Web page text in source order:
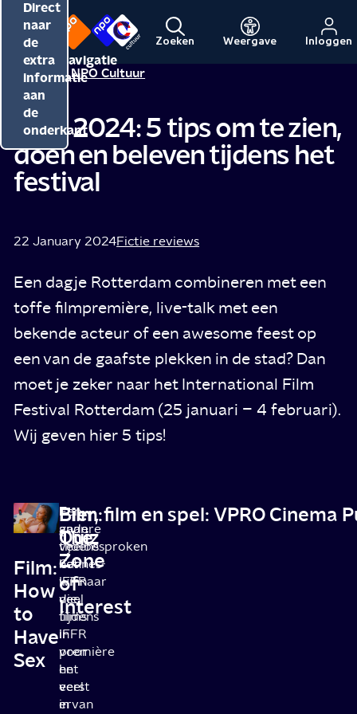
Direct
naar
de
inhoud
Direct
naar
de
hoofdnavigatie
Direct
naar
de
extra
informatie
aan
de
onderkant
Menu
Naar
de
NPO
Naar
de
NPO
Cultuur
Zoeken Weergave Inloggen
Redactie NPO Cultuur
IFFR 2024: 5 tips om te zien,
doen en beleven tijdens het
festival
22 January 2024Fictie reviews
Een dagje Rotterdam combineren met een
toffe filmpremière, live-talk met een
bekende acteur of een awesome feest op
een van de gaafste plekken in de stad? Dan
moet je zeker naar het International Film
Festival Rotterdam (25 januari – 4 februari).
Wij geven hier 5 tips!
Film:
How
to
Have
Sex
Er
gaan
tijdens
het
IFFR
veel
films
in
première
en
veel
ervan
Film:
The
Zone
of
Interest
Een
andere
veelbesproken
Cannes-
winnaar
die
tijdens
IFFR
voor
het
eerst
in
Bier, film en spel: VPRO Cinema
Quiz